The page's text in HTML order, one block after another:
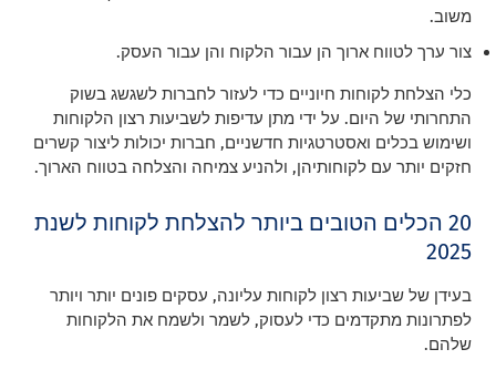
משוב.
צור ערך לטווח ארוך הן עבור הלקוח והן עבור העסק.
כלי הצלחת לקוחות חיוניים כדי לעזור לחברות לשגשג בשוק
התחרותי של היום. על ידי מתן עדיפות לשביעות רצון הלקוחות
ושימוש בכלים ואסטרטגיות חדשניים, חברות יכולות ליצור קשרים
חזקים יותר עם לקוחותיהן, ולהניע צמיחה והצלחה בטווח הארוך.
20 הכלים הטובים ביותר להצלחת לקוחות לשנת
2025
בעידן של שביעות רצון לקוחות עליונה, עסקים פונים יותר ויותר
לפתרונות מתקדמים כדי לעסוק, לשמר ולשמח את הלקוחות
שלהם.